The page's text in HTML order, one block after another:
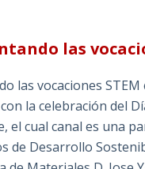
las
las vocaciones
la celebración del
el cual canal es una
de Desarrollo